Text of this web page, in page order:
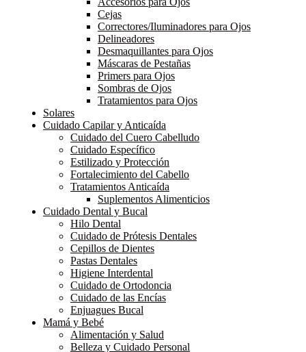
Cejas
Correctores/Iluminadores para Ojos
Delineadores
Desmaquillantes para Ojos
Máscaras de Pestañas
Primers para Ojos
Sombras de Ojos
Tratamientos para Ojos
Solares
Cuidado Capilar y Anticaída
Cuidado del Cuero Cabelludo
Cuidado Específico
Estilizado y Protección
Fortalecimiento del Cabello
Tratamientos Anticaída
Suplementos Alimenticios
Cuidado Dental y Bucal
Hilo Dental
Cuidado de Prótesis Dentales
Cepillos de Dientes
Pastas Dentales
Higiene Interdental
Cuidado de Ortodoncia
Cuidado de las Encías
Enjuagues Bucal
Mamá y Bebé
Alimentación y Salud
Belleza y Cuidado Personal